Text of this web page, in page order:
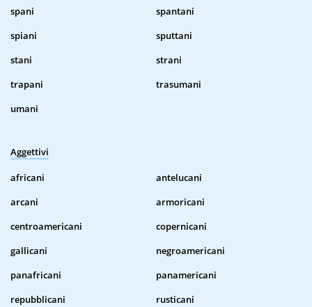
spani
spantani
spiani
sputtani
stani
strani
trapani
trasumani
umani
Aggettivi
africani
antelucani
arcani
armoricani
centroamericani
copernicani
gallicani
negroamericani
panafricani
panamericani
repubblicani
rusticani